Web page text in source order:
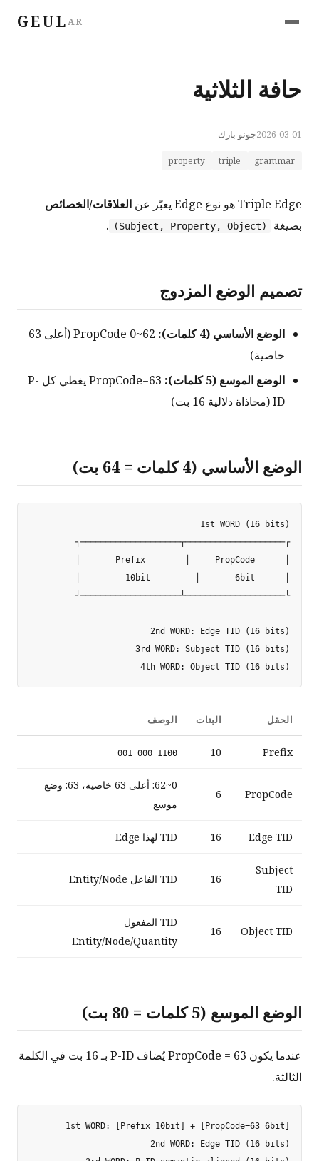
GEULAR
حافة الثلاثية
2026-03-01جونو بارك
grammar
triple
property
Triple Edge هو نوع Edge يعبّر عن
العلاقات/الخصائص
بصيغة
(Subject, Property, Object)
.
تصميم الوضع المزدوج
الوضع الأساسي (4 كلمات):
PropCode 0~62 (أعلى 63
خاصية)
الوضع الموسع (5 كلمات):
PropCode=63 يغطي كل P-
ID (محاذاة دلالية 16 بت)
الوضع الأساسي (4 كلمات = 64 بت)
4th WORD: Object TID (16 bits)
الحقل البتات الوصف
Prefix
10
1100 000 001
PropCode
6
0~62: أعلى 63 خاصية، 63: وضع
موسع
Edge TID
16 TID لهذا Edge
Subject
TID
16 TID الفاعل Entity/Node
Object TID
16
TID المفعول
Entity/Node/Quantity
الوضع الموسع (5 كلمات = 80 بت)
عندما يكون PropCode = 63 يُضاف P-ID بـ 16 بت في الكلمة
الثالثة.